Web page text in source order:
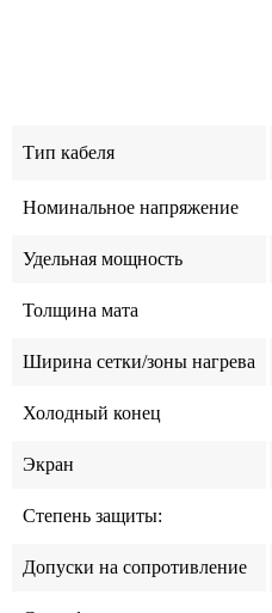
Тип кабеля
Номинальное напряжение
Удельная мощность
Толщина мата
Ширина сетки/зоны нагрева
Холодный конец
Экран
Степень защиты:
Допуски на сопротивление